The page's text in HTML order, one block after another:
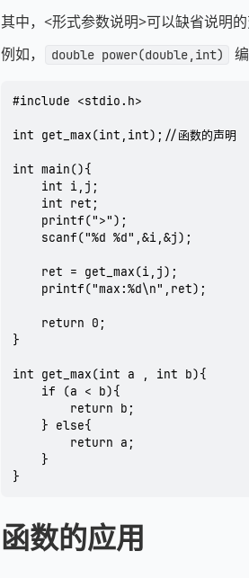
其中，<形式参数说明>可以缺省说明
例如，
double power(double,int)
#include <stdio.h>
int get_max(int,int);//函数的声明
int main(){
}
int get_max(int a , int b){
}
函数的应用